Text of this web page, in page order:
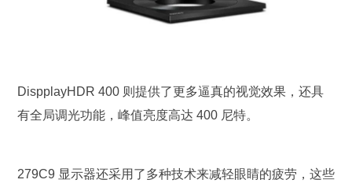
DispplayHDR 400 则提供了更多逼真的视觉效果，还具
有全局调光功能，峰值亮度高达 400 尼特。
279C9 显示器还采用了多种技术来减轻眼睛的疲劳，这些